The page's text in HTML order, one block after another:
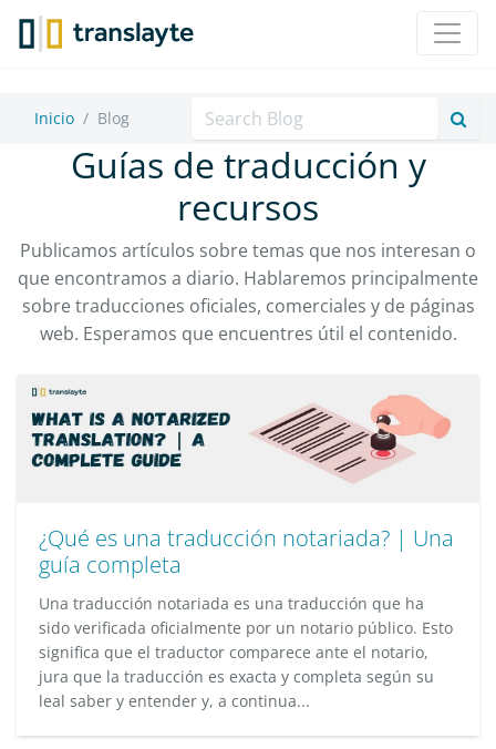
Inicio Blog Buscar
Guías de traducción y
recursos
Publicamos artículos sobre temas que nos interesan o
que encontramos a diario. Hablaremos principalmente
sobre traducciones oficiales, comerciales y de páginas
web. Esperamos que encuentres útil el contenido.
¿Qué es una traducción notariada? | Una
guía completa
Una traducción notariada es una traducción que ha
sido verificada oficialmente por un notario público. Esto
significa que el traductor comparece ante el notario,
jura que la traducción es exacta y completa según su
leal saber y entender y, a continua...